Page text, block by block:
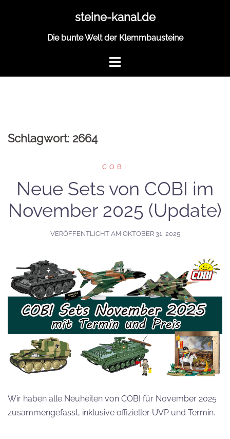
steine-kanal.de
Die bunte Welt der Klemmbausteine
Schlagwort: 2664
COBI
Neue Sets von COBI im
November 2025 (Update)
VERÖFFENTLICHT AM OKTOBER 31, 2025
Wir haben alle Neuheiten von COBI für November 2025
zusammengefasst, inklusive offizieller UVP und Termin.